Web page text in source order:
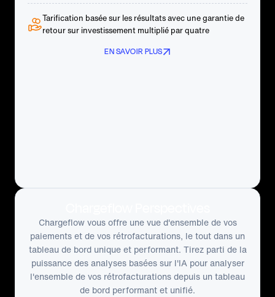
Tarification basée sur les résultats avec une garantie de
retour sur investissement multiplié par quatre
EN SAVOIR PLUS
Chargeflow vous offre une vue d'ensemble de vos
paiements et de vos rétrofacturations, le tout dans un
tableau de bord unique et performant. Tirez parti de la
puissance des analyses basées sur l'IA pour analyser
l'ensemble de vos rétrofacturations depuis un tableau
de bord performant et unifié.